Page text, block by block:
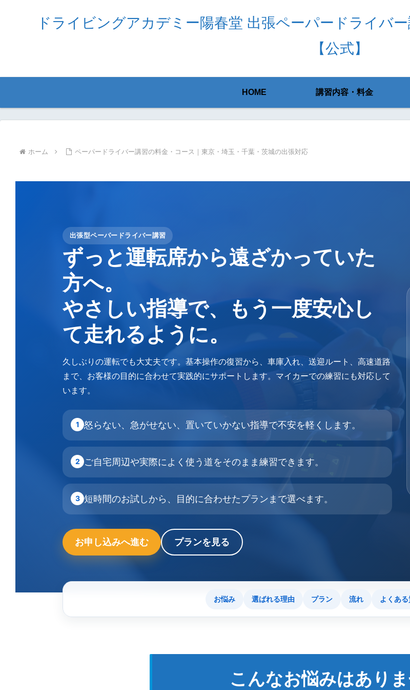
ドライビングアカデミー陽春堂 出張ペーパードライバ
【公式】
HOME 講習内容・料金
ホーム ペーパードライバー講習の料金・コース｜東京・埼玉・千葉・茨城の出張対応
出張型ペーパードライバー講習
ずっと運転席から遠ざかっていた
方へ。
やさしい指導で、もう一度安心し
て走れるように。
久しぶりの運転でも大丈夫です。基本操作の復習から、車庫入れ、送迎ルート、高速道路
まで、お客様の目的に合わせて実践的にサポートします。マイカーでの練習にも対応して
います。
1 怒らない、急がせない、置いていかない指導で不安を軽くします。
2 ご自宅周辺や実際によく使う道をそのまま練習できます。
3 短時間のお試しから、目的に合わせたプランまで選べます。
お申し込みへ進む プランを見る
お悩み 選ばれる理由 プラン 流れ よくあ
こんなお悩みはあり